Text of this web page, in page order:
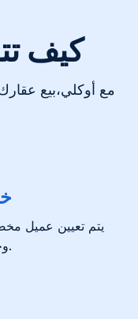
كيف
مع أوكلي،بيع
يتم تعيين عميل
وخبرة في المنطقة.